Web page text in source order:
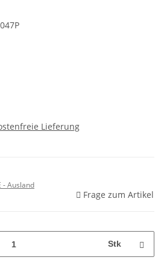
Lieferung
- Ausland
Frage zum Artikel
Stk